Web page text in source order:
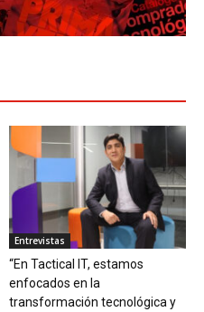
Entrevistas
“En Tactical IT, estamos
enfocados en la
transformación tecnológica y